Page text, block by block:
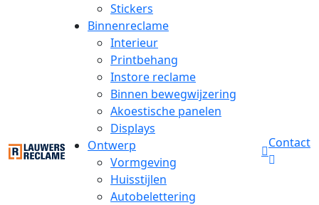
Stickers
Binnenreclame
Interieur
Printbehang
Instore reclame
Binnen bewegwijzering
Akoestische panelen
Displays
Ontwerp
Vormgeving
Huisstijlen
Autobelettering
Contact